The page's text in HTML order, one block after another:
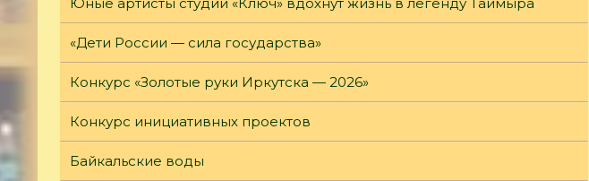
«Дети России — сила государства»
Конкурс «Золотые руки Иркутска — 2026»
Конкурс инициативных проектов
Байкальские воды